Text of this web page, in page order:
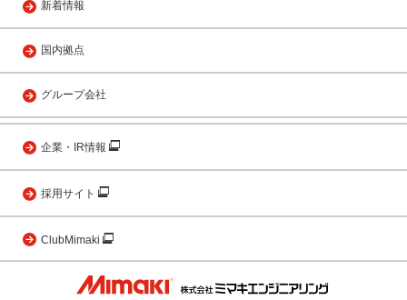
新着情報
国内拠点
グループ会社
企業・IR情報
採用サイト
ClubMimaki